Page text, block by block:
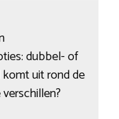
dubbel- of
uit rond de